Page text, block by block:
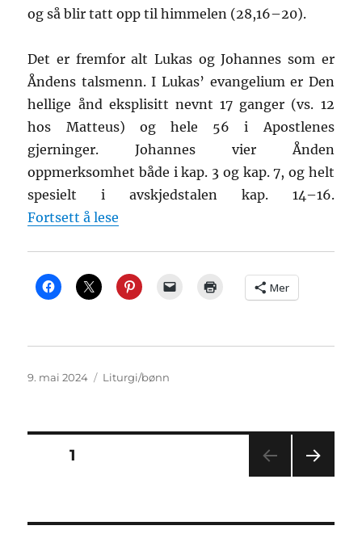
og så blir tatt opp til himmelen (28,16–20).
Det er fremfor alt Lukas og Johannes som er
Åndens talsmenn. I Lukas’ evangelium er Den
hellige ånd eksplisitt nevnt 17 ganger (vs. 12
hos Matteus) og hele 56 i Apostlenes
gjerninger. Johannes vier Ånden
oppmerksomhet både i kap. 3 og kap. 7, og helt
spesielt i avskjedstalen kap. 14–16.
Fortsett å lese
Mer
Publisert
9. mai 2024 Kategorier
Liturgi/bønn
Sidepaginering
SIDE1